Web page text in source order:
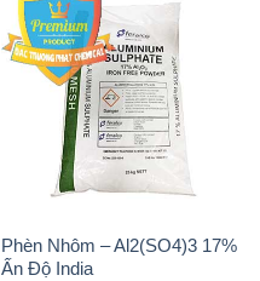
Phèn Nhôm – Al2(SO4)3 17%
Ấn Độ India